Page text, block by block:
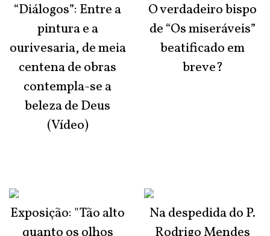
“Diálogos”: Entre a
pintura e a
ourivesaria, de meia
centena de obras
contempla-se a
beleza de Deus
(Vídeo)
Exposição: "Tão alto
O verdadeiro bispo
de “Os miseráveis”
beatificado em
breve?
Na despedida do P.